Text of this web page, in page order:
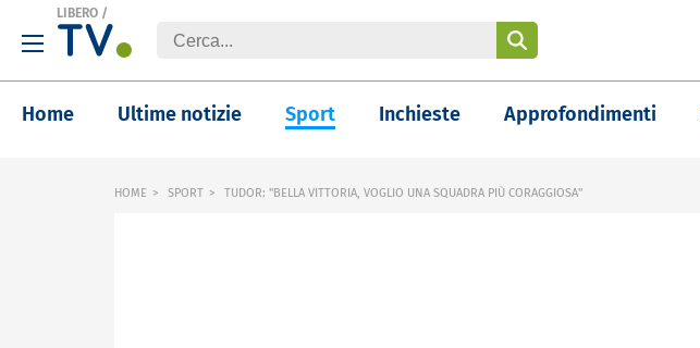
LIBERO /
Home Ultime notizie Sport Inchieste Approfondimenti
HOME SPORT TUDOR: "BELLA VITTORIA, VOGLIO UNA SQUADRA PIÙ CORAGGIOSA"